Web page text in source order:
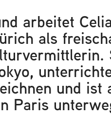
arbeitet
als
und ist
Paris